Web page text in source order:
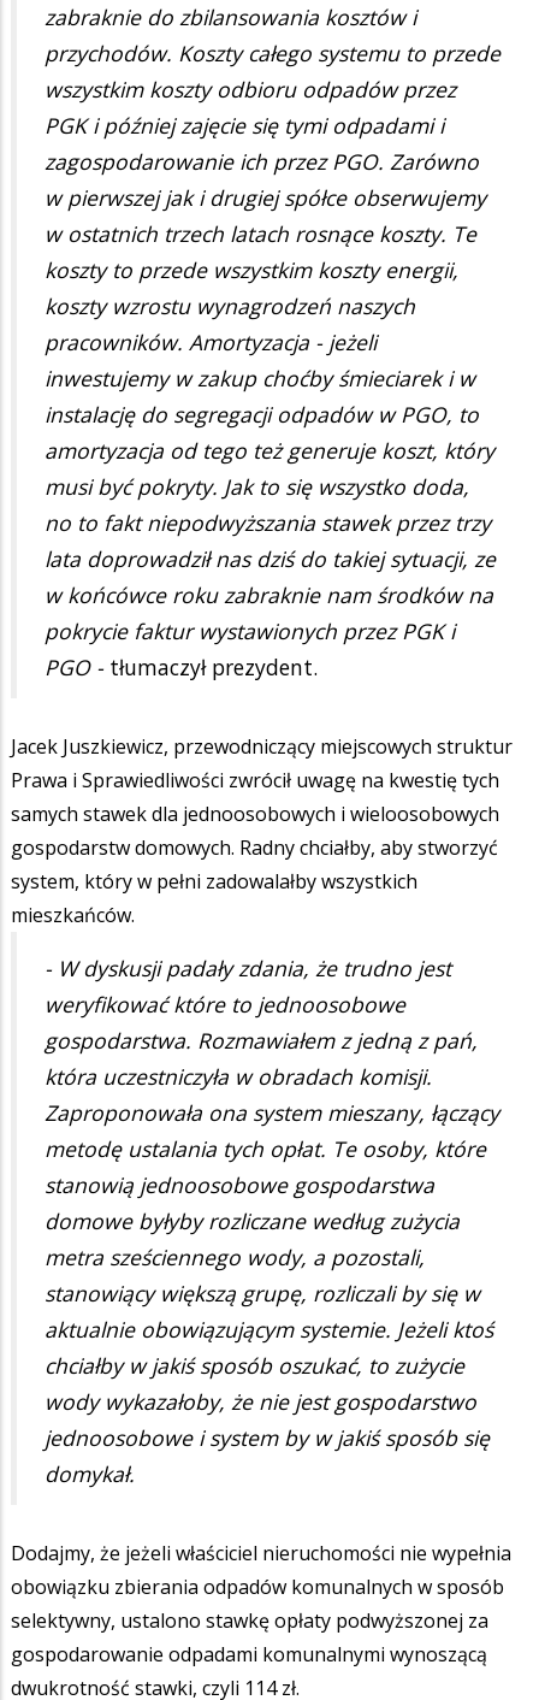
zabraknie do zbilansowania kosztów i
przychodów. Koszty całego systemu to przede
wszystkim koszty odbioru odpadów przez
PGK i później zajęcie się tymi odpadami i
zagospodarowanie ich przez PGO. Zarówno
w pierwszej jak i drugiej spółce obserwujemy
w ostatnich trzech latach rosnące koszty. Te
koszty to przede wszystkim koszty energii,
koszty wzrostu wynagrodzeń naszych
pracowników. Amortyzacja - jeżeli
inwestujemy w zakup choćby śmieciarek i w
instalację do segregacji odpadów w PGO, to
amortyzacja od tego też generuje koszt, który
musi być pokryty. Jak to się wszystko doda,
no to fakt niepodwyższania stawek przez trzy
lata doprowadził nas dziś do takiej sytuacji, ze
w końcówce roku zabraknie nam środków na
pokrycie faktur wystawionych przez PGK i
PGO - tłumaczył prezydent.
Jacek Juszkiewicz, przewodniczący miejscowych struktur
Prawa i Sprawiedliwości zwrócił uwagę na kwestię tych
samych stawek dla jednoosobowych i wieloosobowych
gospodarstw domowych. Radny chciałby, aby stworzyć
system, który w pełni zadowalałby wszystkich
mieszkańców.
- W dyskusji padały zdania, że trudno jest
weryfikować które to jednoosobowe
gospodarstwa. Rozmawiałem z jedną z pań,
która uczestniczyła w obradach komisji.
Zaproponowała ona system mieszany, łączący
metodę ustalania tych opłat. Te osoby, które
stanowią jednoosobowe gospodarstwa
domowe byłyby rozliczane według zużycia
metra sześciennego wody, a pozostali,
stanowiący większą grupę, rozliczali by się w
aktualnie obowiązującym systemie. Jeżeli ktoś
chciałby w jakiś sposób oszukać, to zużycie
wody wykazałoby, że nie jest gospodarstwo
jednoosobowe i system by w jakiś sposób się
domykał.
Dodajmy, że jeżeli właściciel nieruchomości nie wypełnia
obowiązku zbierania odpadów komunalnych w sposób
selektywny, ustalono stawkę opłaty podwyższonej za
gospodarowanie odpadami komunalnymi wynoszącą
dwukrotność stawki, czyli 114 zł.